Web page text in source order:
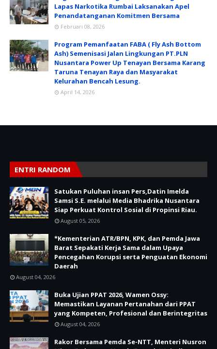
Lapas Narkotika Rumbai Laksanakan Apel
Penandatanganan Komitmen Bersama
Februari 08, 2026
Program Pemanfaatan FABA ( Fly Ash Bottom
Ash) Semenisasi Jalan Lingkungan PT.PLN
Nusantara Power Up Tenayan Bersama Karang
Taruna Tenayan Raya dan Masyarakat
Kelurahan Bencah Lesung.
April 14, 2026
ENTRI RANDOM
Satukan Puluhan insan Pers,Datin Imelda
Samsi S.E. melalui Media Bhadrika Nusantara
Siap Perkuat Kontrol Sosial di Propinsi Riau.
August 05, 2026
*Kementerian ATR/BPN, KPK, dan Pemda Jawa
Barat Sepakati Kerja Sama dalam Upaya
Pencegahan Korupsi serta Penguatan Ekonomi
Daerah
August 04, 2026
Buka Ujian PPAT 2026, Wamen Ossy:
Memastikan Layanan Pertanahan dari PPAT
yang Kompeten, Profesional dan Berintegritas
August 04, 2026
Rakor Bersama Pemda Se-NTT, Menteri Nusron